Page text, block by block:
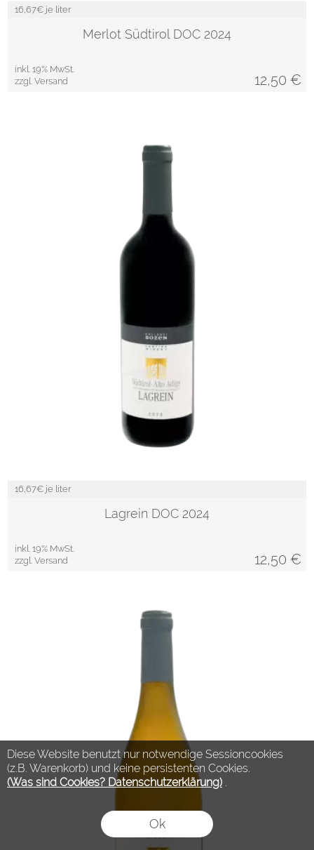
Diese Website benutzt nur notwendige Sessioncookies
(z.B. Warenkorb) und keine persistenten Cookies.
(Was sind Cookies? Datenschutzerklärung) .
Ok
16,67€ je liter
Merlot Südtirol DOC 2024
inkl. 19% MwSt.
zzgl. Versand
12,50 €
16,67€ je liter
Lagrein DOC 2024
inkl. 19% MwSt.
zzgl. Versand
12,50 €